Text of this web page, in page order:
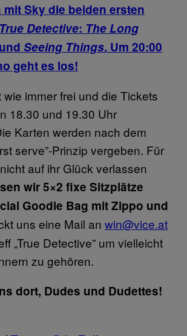
Sky die beiden ersten
True Detective: The Long
und Seeing Things. Um 20:00
geht es los!
wie immer frei und die Tickets
18.30 und 19.30 Uhr
Karten werden nach dem
serve”-Prinzip vergeben. Für
auf ihr Glück verlassen
wir 5×2 fixe Sitzplätze
Goodie Bag mit Zippo und
uns eine Mail an win@vice.at
„True Detective” um vielleicht
zu gehören.
dort, Dudes und Dudettes!